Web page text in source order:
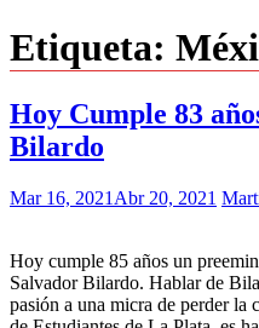
Etiqueta:
Hoy Cumple 83
Bilardo
Mar 16, 2021 Abr 20, 2021
Hoy cumple 85 años un
Salvador Bilardo. Hablar de
pasión a una micra de perder la